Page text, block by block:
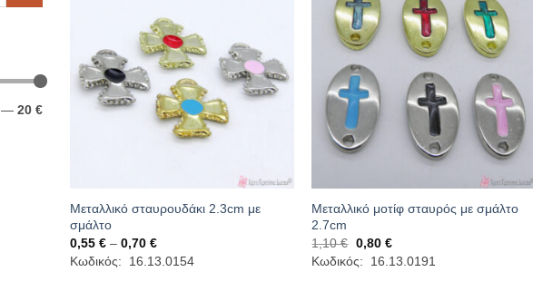
— 20 €
Μεταλλικό σταυρουδάκι 2.3cm με
σμάλτο
0,55 € – 0,70 €Price
range:
0,55 €
Κωδικός: 16.13.0154
Μεταλλικό μοτίφ σταυρός με σμάλτο
2.7cm
1,10€ Original
price
was:
0,80 €Η
τρέχουσα
τιμή
Κωδικός: 16.13.0191